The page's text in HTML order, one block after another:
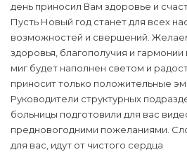
день приносил Вам здоровье и
Пусть Новый год станет для всех
возможностей и свершений.
здоровья, благополучия и
миг будет наполнен светом и
приносит только положительные
Руководители структурных
больницы подготовили для вас
предновогодними пожеланиями.
для вас, идут от чистого сердца